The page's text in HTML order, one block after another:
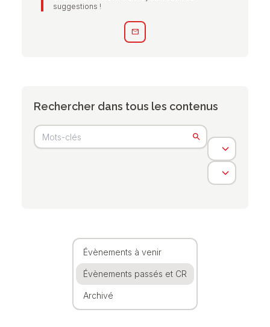
suggestions !
mail
Rechercher dans tous les contenus
Évènements à venir
Évènements passés et CR
Archivé